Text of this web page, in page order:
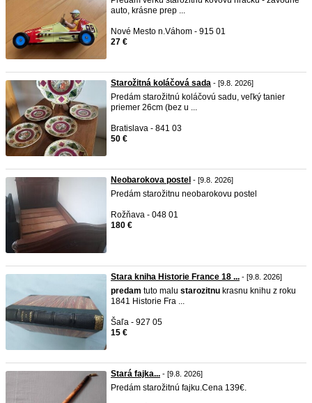
auto, krásne prep ...
Nové Mesto n.Váhom - 915 01
27 €
Starožitná koláčová sada - [9.8. 2026]
Predám starožitnú koláčovú sadu, veľký tanier
priemer 26cm (bez u ...
Bratislava - 841 03
50 €
Neobarokova postel - [9.8. 2026]
Predám starožitnu neobarokovu postel
Rožňava - 048 01
180 €
Stara kniha Historie France 18 ... - [9.8. 2026]
predam tuto malu starozitnu krasnu knihu z roku
1841 Historie Fra ...
Šaľa - 927 05
15 €
Stará fajka... - [9.8. 2026]
Predám starožitnú fajku.Cena 139€.